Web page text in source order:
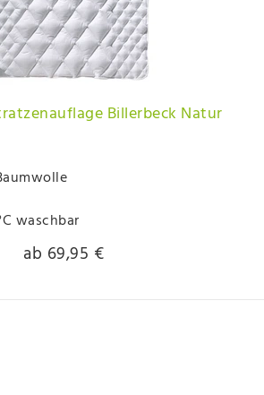
Billerbeck Natur
waschbar
ab 69,95 €